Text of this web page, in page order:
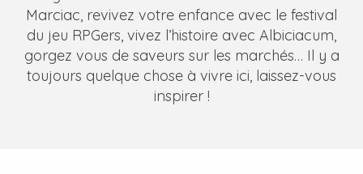
Marciac, revivez votre enfance avec le festival
du jeu RPGers, vivez l’histoire avec Albiciacum,
gorgez vous de saveurs sur les marchés… Il y a
toujours quelque chose à vivre ici, laissez-vous
inspirer !